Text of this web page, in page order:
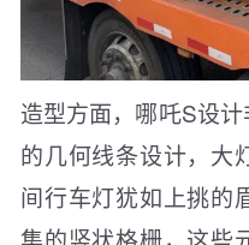
造型方面，哪吒S设
的几何线条设计，大
间行车灯犹如上挑的
集的竖状格栅，这些